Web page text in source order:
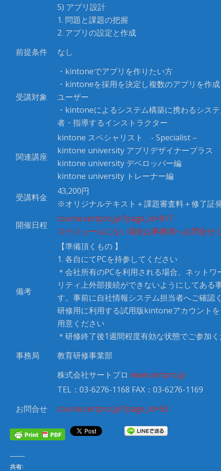
5) アプリ設計
1. 問題と課題の把握
2. アプリの設定と作成
前提条件
なし
受講対象
・kintoneでアプリを作りたい方
・kintoneを採用を決定し複数のアプリを作
ユーザー
・kintoneによるシステム構築に携わるシス
者・指導するインストラクター
関連講座
kintone スペシャリスト - Specialist –
kintone university アプリデザイナープラス
kintone university デベロッパー編
kintone university トレーナー編
受講料金
43,200円
※オリジナルテキスト＋課題審査料＋修了証
開催日程
course.certpro.jp/?page_id=817
スケジュールにない場合は事務局へお問合せ
備考
【準備頂くもの 】
1. 各自にてPCを持参してください
＊会社所有のPCを利用される場合、ネットワ
リティ上外部接続ができないようにしてある
す。事前に自社情報システム担当者へご確認
研修用に利用する試用版kintoneアカウント
用意ください
＊研修終了後1週間程度有効な状態でご参加
事務局
教育研修事業部
株式会社サートプロ www.certpro.jp
TEL：03-6276-1168 FAX：03-6276-1169
お問合せ
course.certpro.jp/?page_id=63
共有: